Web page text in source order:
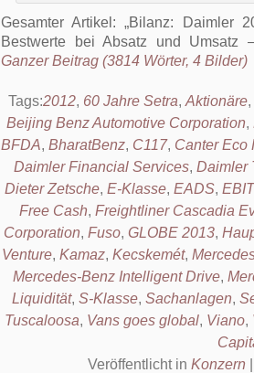
Gesamter Artikel: Bilanz: Daimler
Bestwerte bei Absatz und Umsatz
Ganzer Beitrag (3814 Wörter, 4 Bilder)
Tags:2012, 60 Jahre Setra, Aktionäre,
Beijing Benz Automotive Corporation,
BFDA, BharatBenz, C117, Canter Eco
Daimler Financial Services, Daimler
Dieter Zetsche, E-Klasse, EADS, EBIT
Free Cash, Freightliner Cascadia
Corporation, Fuso, GLOBE 2013,
Venture, Kamaz, Kecskemét,
Mercedes-Benz Intelligent Drive,
Liquidität, S-Klasse, Sachanlagen,
Tuscaloosa, Vans goes global, Viano,
Veröffentlicht in Konzern